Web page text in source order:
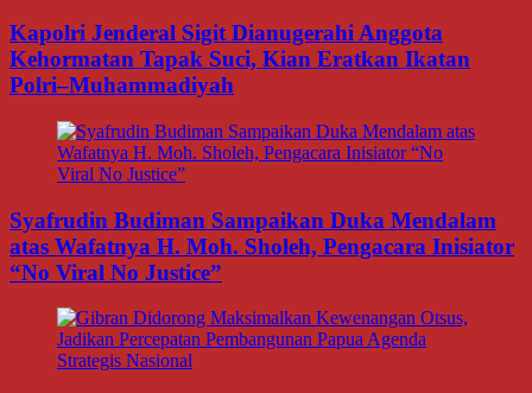
Kapolri Jenderal Sigit Dianugerahi Anggota
Kehormatan Tapak Suci, Kian Eratkan Ikatan
Polri–Muhammadiyah
Syafrudin Budiman Sampaikan Duka Mendalam
atas Wafatnya H. Moh. Sholeh, Pengacara Inisiator
“No Viral No Justice”